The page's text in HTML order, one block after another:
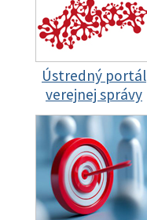
Ústredný portál
verejnej správy